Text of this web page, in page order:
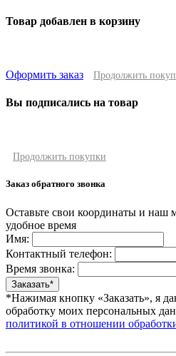
Товар добавлен в корзину
Оформить заказ Продолжить
Вы подписались на товар
Продолжить покупки
Заказ обратного звонка
Оставьте свои координаты и наш
удобное время
Имя:
Контактный телефон:
Время звонка:
*Нажимая кнопку «Заказать», я
обработку моих персональных
политикой в отношении